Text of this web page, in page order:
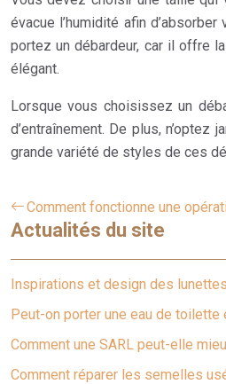
évacue l’humidité afin
portez un débardeur, car il offre
élégant.
Lorsque vous choisissez un
d’entraînement. De plus,
grande variété de styles de ces
Comment fonctionne une
Actualités du site
Inspirations et design des
Peut-on porter une eau de toilette
Comment une SARL peut-elle
Comment réparer les semelles